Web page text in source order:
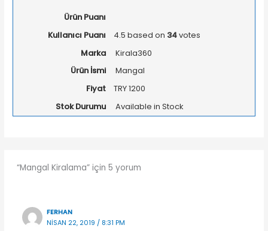
Ürün Puanı
Kullanıcı Puanı
4.5 based on 34votes
Marka
Kirala360
Ürün İsmi
Mangal
Fiyat
TRY1200
Stok Durumu
Available in Stock
“Mangal Kiralama” için 5 yorum
FERHAN
NISAN 22, 2019 / 8:31 PM